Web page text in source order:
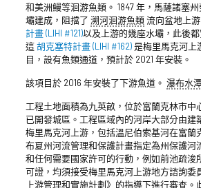
和美洲鰻等洄游魚類。 1847 年，馬薩諸塞
壩建成，阻擋了 溯河洄游魚類流向盆地上
計畫 (LIHI #121)以及上游的幾座水壩，此後
這胡克塞特計畫 (LIHI #162)是梅里馬克河上
目，設有魚類通道，預計於 2021 年安裝。
該項目於 2016 年安裝了下游魚道。 瀑布水
工程土地面積為九英畝，位於富蘭克林市中
已開發城區。工程區域內的河岸大部分由建
梅里馬克河上游，包括溫尼伯索基河在富蘭
布夏州河流管理和保護計畫指定為州保護河
和任何需要國家許可的行動，例如前池疏浚
可證，均須接受梅里馬克河上游地方諮詢委
上游管理和實施計劃》的指導下進行審查。